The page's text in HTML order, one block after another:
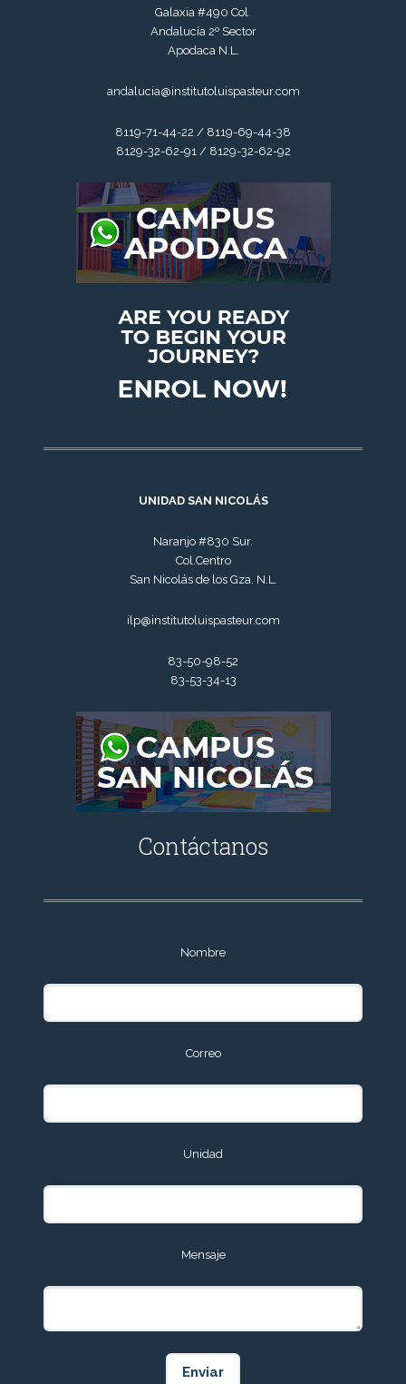
Galaxia #490 Col.
Andalucía 2º Sector
Apodaca N.L.
andalucia@institutoluispasteur.com
8119-71-44-22 / 8119-69-44-38
8129-32-62-91 / 8129-32-62-92
UNIDAD SAN NICOLÁS
Naranjo #830 Sur.
Col.Centro
San Nicolás de los Gza. N.L.
ilp@institutoluispasteur.com
83-50-98-52
83-53-34-13
Contáctanos
Nombre
Correo
Unidad
Mensaje